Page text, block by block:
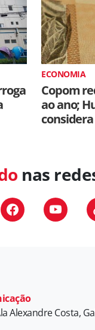
ECONOMIA
Copom
ao ano;
nas
Alexandre Costa,